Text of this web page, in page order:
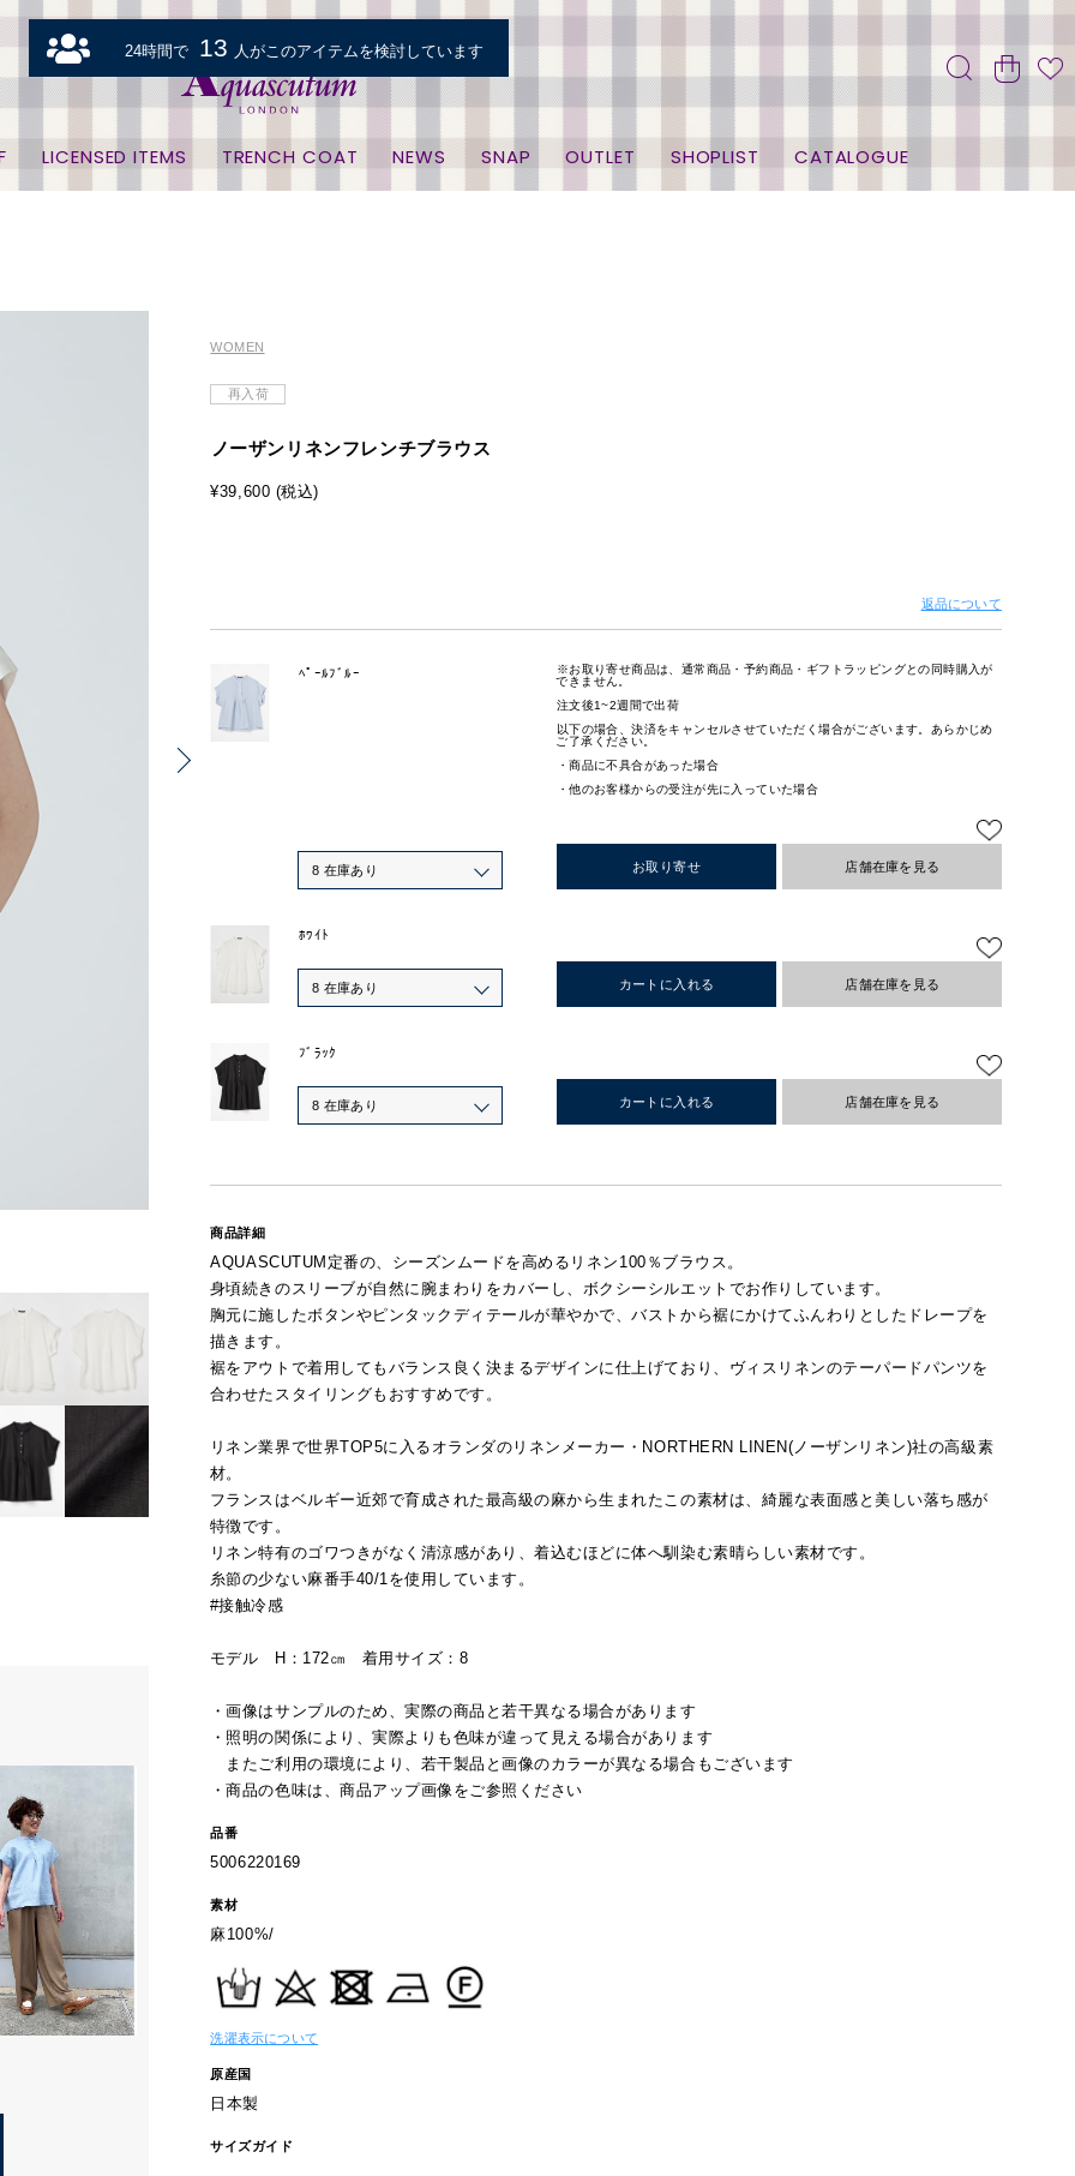
LICENSED ITEMS TRENCH COAT NEWS SNAP OUTLET SHOPLIST CATALOGUE
WOMEN
再入荷
ノーザンリネンフレンチブラウス
¥39,600 (税込)
返品について
ﾍﾟｰﾙﾌﾞﾙｰ
8 在庫あり お取り寄せ
※お取り寄せ商品は、通常商品・予約商品・ギフトラッピングとの同時購入が
できません。
注文後1~2週間で出荷
以下の場合、決済をキャンセルさせていただく場合がございます。あらかじめ
ご了承ください。
・商品に不具合があった場合
・他のお客様からの受注が先に入っていた場合
店舗在庫を見る
ﾎﾜｲﾄ
8 在庫あり カートに入れる 店舗在庫を見る
ﾌﾞﾗｯｸ
8 在庫あり カートに入れる 店舗在庫を見る
商品詳細
AQUASCUTUM定番の、シーズンムードを高めるリネン100％ブラウス。
身頃続きのスリーブが自然に腕まわりをカバーし、ボクシーシルエットでお作りしています。
胸元に施したボタンやピンタックディテールが華やかで、バストから裾にかけてふんわりとしたドレープを
描きます。
裾をアウトで着用してもバランス良く決まるデザインに仕上げており、ヴィスリネンのテーパードパンツを
合わせたスタイリングもおすすめです。
リネン業界で世界TOP5に入るオランダのリネンメーカー・NORTHERN LINEN(ノーザンリネン)社の高級素
材。
フランスはベルギー近郊で育成された最高級の麻から生まれたこの素材は、綺麗な表面感と美しい落ち感が
特徴です。
リネン特有のゴワつきがなく清涼感があり、着込むほどに体へ馴染む素晴らしい素材です。
糸節の少ない麻番手40/1を使用しています。
#接触冷感
モデル H：172㎝ 着用サイズ：8
・画像はサンプルのため、実際の商品と若干異なる場合があります
・照明の関係により、実際よりも色味が違って見える場合があります
またご利用の環境により、若干製品と画像のカラーが異なる場合もございます
・商品の色味は、商品アップ画像をご参照ください
品番
5006220169
素材
麻100%/
洗濯表示について
原産国
日本製
サイズガイド
24時間で 13 人がこのアイテムを検討しています